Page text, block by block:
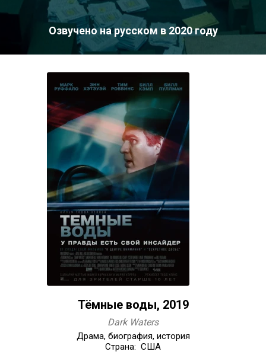
Озвучено на русском в 2020 году
Тёмные воды, 2019
Dark Waters
Драма, биография, история
Страна: США